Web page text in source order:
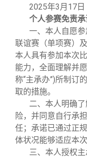
2025年3月17日
个人参赛免责
一、本人自愿
联谊赛（单项赛）
本人具有参加本次
能力，全面理解并
称“主承办”)所制订
取的措施。
二、本人明确
险，并同意自行承
任；承诺已通过正
体状况能够适应本次
三、本人授权